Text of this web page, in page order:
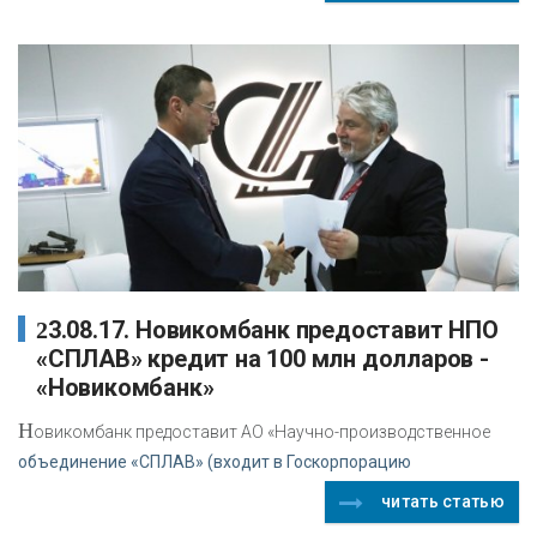
23.08.17. Новикомбанк предоставит НПО
«СПЛАВ» кредит на 100 млн долларов -
«Новикомбанк»
Новикомбанк предоставит АО «Научно-производственное
объединение «СПЛАВ» (входит в Госкорпорацию
читать статью